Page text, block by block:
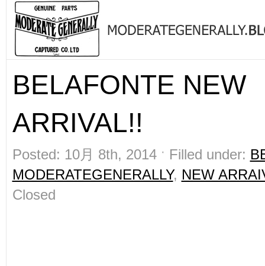
BELAFONTE NEW
ARRIVAL!!
Posted: 10月 8th, 2014 ˑ Filled under:
MODERATEGENERALLY, NEW
Closed